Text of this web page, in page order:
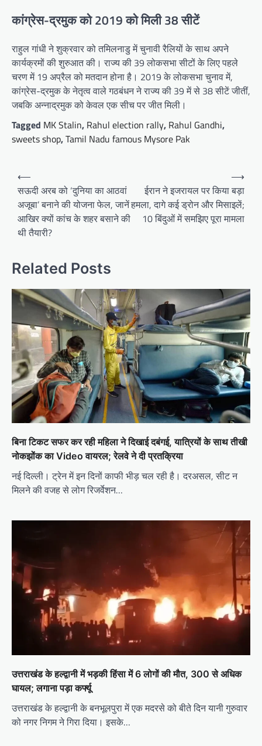
कांग्रेस-द्रमुक को 2019 को मिली 38 सीटें
राहुल गांधी ने शुक्रवार को तमिलनाडु में चुनावी रैलियों के साथ अपने
कार्यक्रमों की शुरुआत की। राज्य की 39 लोकसभा सीटों के लिए पहले
चरण में 19 अप्रैल को मतदान होना है। 2019 के लोकसभा चुनाव में,
कांग्रेस-द्रमुक के नेतृत्व वाले गठबंधन ने राज्य की 39 में से 38 सीटें जीतीं,
जबकि अन्नाद्रमुक को केवल एक सीच पर जीत मिली।
Tagged MK Stalin, Rahul election rally, Rahul Gandhi,
sweets shop,Tamil Nadu famous Mysore Pak
Post
navigation
⟵
सऊदी अरब को ‘दुनिया का आठवां
अजूबा’ बनाने की योजना फेल, जानें
आखिर क्यों कांच के शहर बसाने की
थी तैयारी?
ईरान ने इजरायल पर किया बड़ा
हमला, दागे कई ड्रोन और मिसाइलें;
10 बिंदुओं में समझिए पूरा मामला
⟶
Related Posts
बिना टिकट सफर कर रही महिला ने दिखाई दबंगई, यात्रियों के साथ तीखी
नोकझोंक का Video वायरल; रेलवे ने दी प्रतक्रिया
नई दिल्ली। ट्रेन में इन दिनों काफी भीड़ चल रही है। दरअसल, सीट न
मिलने की वजह से लोग रिजर्वेशन…
उत्तराखंड के हल्द्वानी में भड़की हिंसा में 6 लोगों की मौत, 300 से अधिक
घायल; लगाना पड़ा कर्फ्यू
उत्तराखंड के हल्द्वानी के बनभूलपुरा में एक मदरसे को बीते दिन यानी गुरुवार
को नगर निगम ने गिरा दिया। इसके…